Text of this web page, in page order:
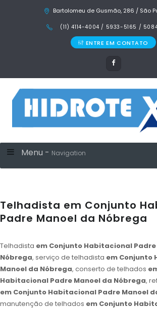
Bartolomeu de Gusmão, 286 / São
(11) 4114-4004 / 5933-5165 /
ENTRE EM CONTATO
Menu - Navigation
Telhadista em Conjunto
Padre Manoel da Nóbrega
Telhadista em Conjunto Habitacional
Nóbrega, serviço de telhadista em Conjunto
Manoel da Nóbrega, conserto de telhados
Habitacional Padre Manoel da Nóbrega,
em Conjunto Habitacional Padre Manoel
manutenção de telhados em Conjunto